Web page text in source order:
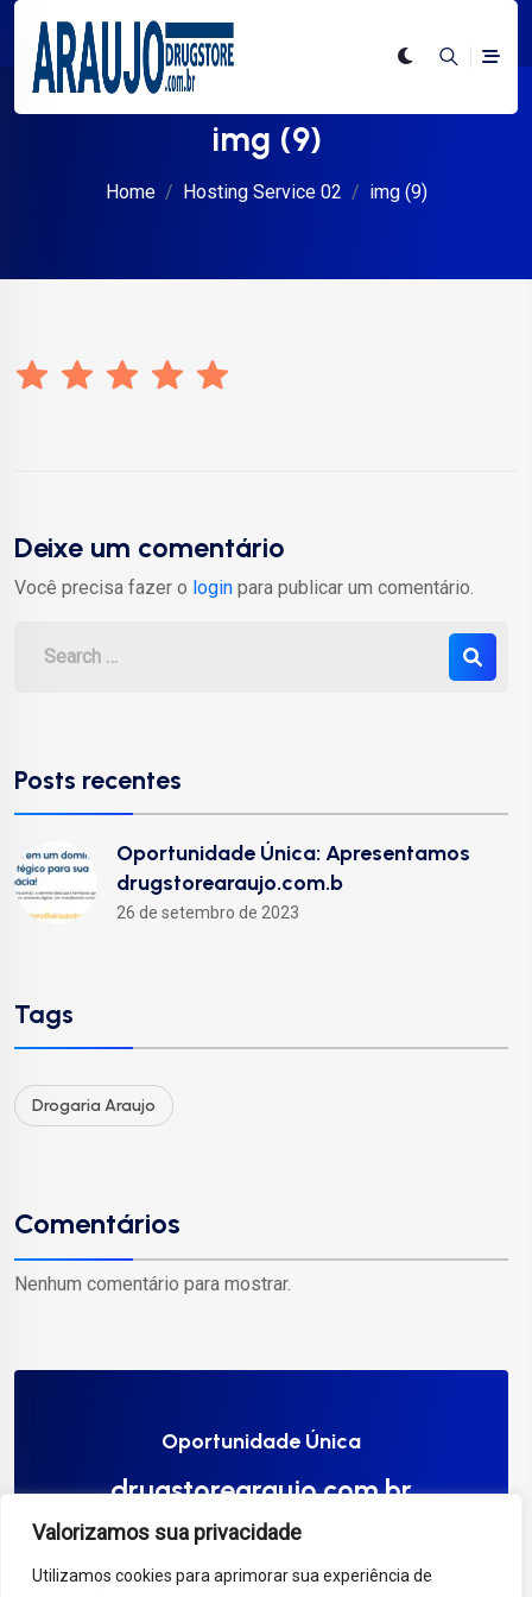
Valorizamos sua privacidade
Utilizamos cookies para aprimorar sua experiência de
img (9)
Home Hosting Service 02 img (9)
Deixe um comentário
Você precisa fazer o login para publicar um comentário.
Posts recentes
Oportunidade Única: Apresentamos
drugstorearaujo.com.b
26 de setembro de 2023
Tags
Drogaria Araujo
Comentários
Nenhum comentário para mostrar.
Oportunidade Única
drugstorearaujo.com.br
Compre Agora